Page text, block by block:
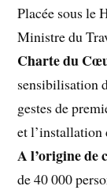
Placée sous le
Ministre du
Charte du
sensibilisation
gestes de
et
A l’origine de
de 40 000